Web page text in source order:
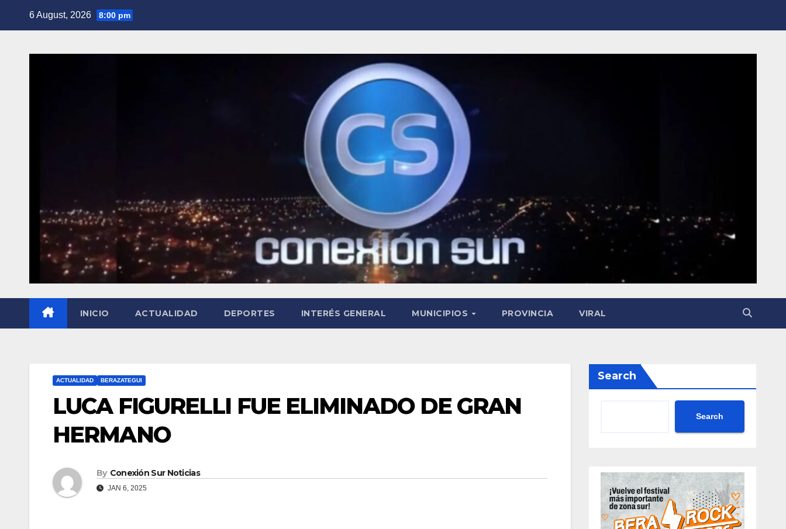
6 August, 2026 8:00 pm
INICIO ACTUALIDAD DEPORTES INTERÉS GENERAL MUNICIPIOS PROVINCIA VIRAL
ACTUALIDAD BERAZATEGUI
LUCA FIGURELLI FUE ELIMINADO DE GRAN
HERMANO
By Conexión Sur Noticias
JAN 6, 2025
Search
Search